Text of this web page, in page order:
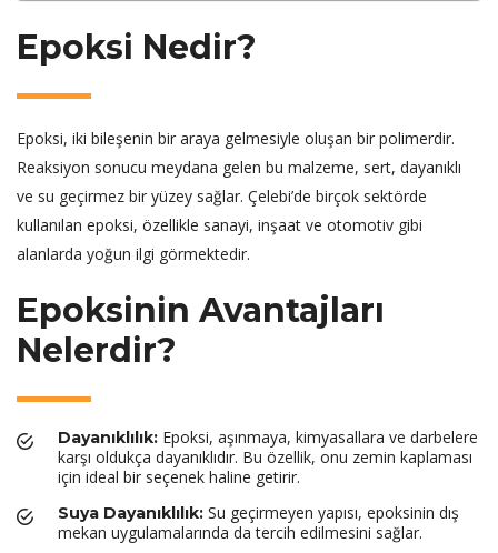
Epoksi Nedir?
Epoksi, iki bileşenin bir araya gelmesiyle oluşan bir polimerdir.
Reaksiyon sonucu meydana gelen bu malzeme, sert, dayanıklı
ve su geçirmez bir yüzey sağlar. Çelebi’de birçok sektörde
kullanılan epoksi, özellikle sanayi, inşaat ve otomotiv gibi
alanlarda yoğun ilgi görmektedir.
Epoksinin Avantajları
Nelerdir?
Dayanıklılık: Epoksi, aşınmaya, kimyasallara ve darbelere
karşı oldukça dayanıklıdır. Bu özellik, onu zemin kaplaması
için ideal bir seçenek haline getirir.
Suya Dayanıklılık: Su geçirmeyen yapısı, epoksinin dış
mekan uygulamalarında da tercih edilmesini sağlar.